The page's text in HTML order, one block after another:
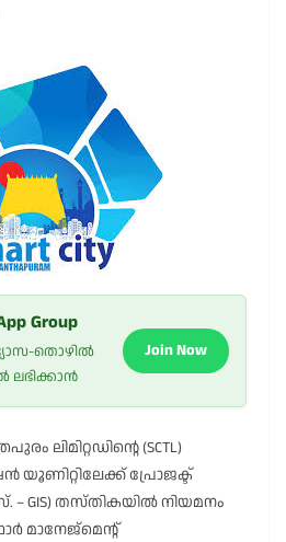
Group
തൊഴിൽ
Join Now
ലിമിറ്റഡിൻ്റെ (SCTL)
യൂണിറ്റിലേക്ക് പ്രോജക്ട്
GIS) തസ്തികയിൽ നിയമനം
മാനേജ്മെൻ്റ്